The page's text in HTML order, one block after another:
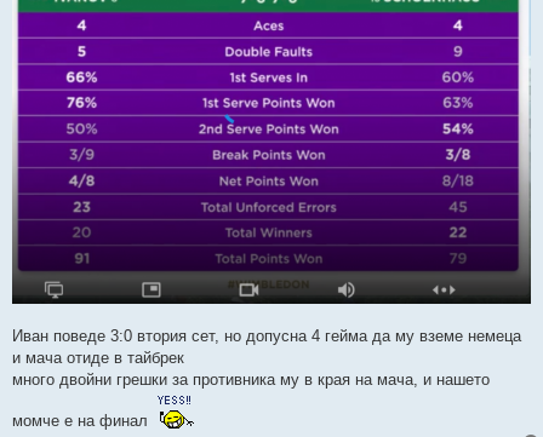
Иван поведе 3:0 втория сет, но допусна 4 гейма да му вземе немеца
и мача отиде в тайбрек
много двойни грешки за противника му в края на мача, и нашето
момче е на финал